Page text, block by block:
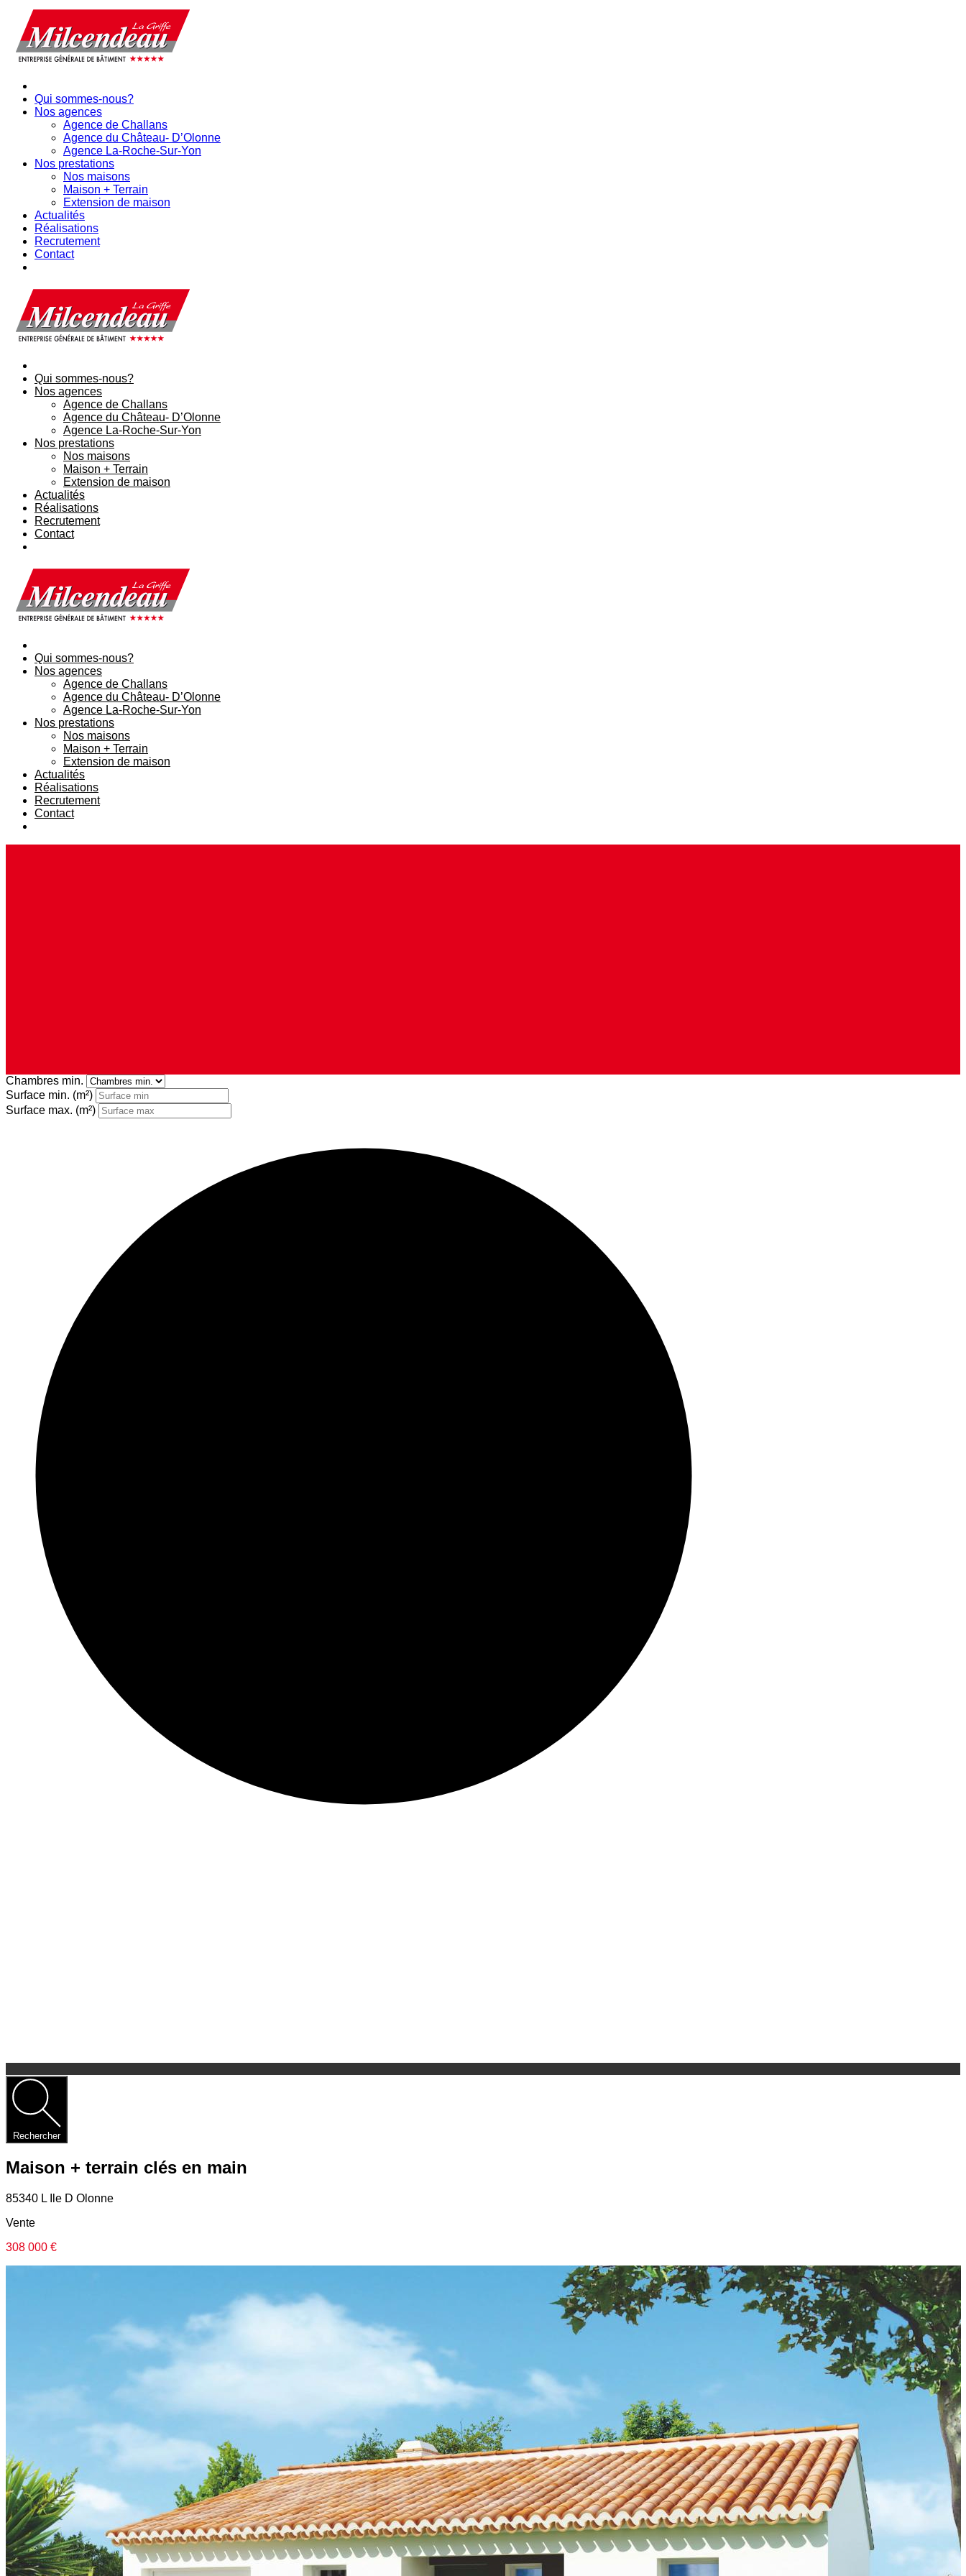
Qui sommes-nous?
Nos agences
Agence de Challans
Agence du Château- D’Olonne
Agence La-Roche-Sur-Yon
Nos prestations
Nos maisons
Maison + Terrain
Extension de maison
Actualités
Réalisations
Recrutement
Contact
Qui sommes-nous?
Nos agences
Agence de Challans
Agence du Château- D’Olonne
Agence La-Roche-Sur-Yon
Nos prestations
Nos maisons
Maison + Terrain
Extension de maison
Actualités
Réalisations
Recrutement
Contact
Qui sommes-nous?
Nos agences
Agence de Challans
Agence du Château- D’Olonne
Agence La-Roche-Sur-Yon
Nos prestations
Nos maisons
Maison + Terrain
Extension de maison
Actualités
Réalisations
Recrutement
Contact
Chambres min.
Surface min. (m²)
Surface max. (m²)
Rechercher
Maison + terrain clés en main
85340 L Ile D Olonne
Vente
308 000 €